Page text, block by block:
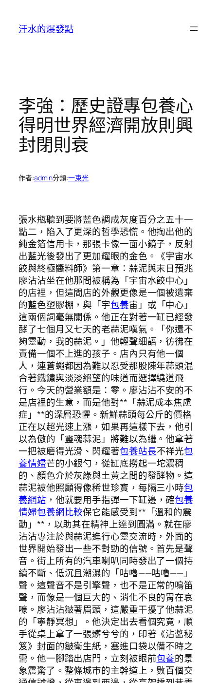
汗水的爆發點
李強：歷史證專包養心
得明世界經濟開放則興
封閉則衰
作者:admin分類:一束光
張水瓶聽到要將藍色調成灰度百分之五十一
點二，陷入了更深的哲學恐慌。他掏出他的
純金箔信用卡，那張卡像一面小鏡子，反射
出藍光後發出了更加耀眼的金色。《宇宙水
餃與終極醬料師》第一章：蒜泥與末日預兆
廖沾沾坐在他那間被稱為「宇宙水餃中心」
的店裡，但這間店的外觀更像是一個被遺棄
的藍色塑膠棚，與「宇包養宙」或「中心」
這兩個詞毫無關係。他正在對著一缸已經發
酵了七個月又七天的老蒜泥嘆氣。「你還不
夠靈動，我的蒜泥。」他輕聲細語，彷彿在
責備一個不上進的孩子。店內只有他一個
人，連蒼蠅都因為難以忍受那股陳年蒜頭混
合著鐵鏽與淡淡絕望的味道而選擇繞道飛
行。今天的營業額是：零。廖沾沾不安的不
是店裡的生意，而是他對**「蒜泥成本焦慮
症」**的深層恐懼。新鮮蒜頭每公斤的價格
正在以超光速上漲，如果再這樣下去，他引
以為傲的「靈魂蒜泥」將難以為繼。他拿著
一把被磨得光滑、閃耀著包養站長不祥光包
養情婦芒的小銀勺，從缸底撈起一坨濃稠
的、顏色介於灰綠與土黃之間的發酵物。這
蒜泥被他照顧得像稀世珍寶，每隔三小時包
養網站 ，他就要用手指彈一下缸邊，確包養
情婦包養網比較保它能感受到**「溫和的震
動」**，以助其在精神上達到圓滿。就在廖
沾沾專注於與蒜泥進行心靈交流時，外面的
世界開始發出一些不對勁的信號。首先是聲
音。街上所有的汽車喇叭同時發出了一個持
續不斷、低沉且潮濕的「咕嚕——咕嚕——」
聲。這聲音不是引擎聲，也不是正常的鳴笛
聲，而像是一個巨大的、消化不良的胃在哀
嚎。廖沾沾皺著眉頭，這嚴重干擾了他蒜泥
的「寧靜冥想」。他決定出去看個究竟，順
手從桌上拿了一張髒兮兮的，印著《沾醬秘
笈》封面的皺衛生紙，塞進口袋以備不時之
需。他一腳踏出店門，立刻被眼前包養的景
象震驚了。整條城市的主幹道上，數百個交